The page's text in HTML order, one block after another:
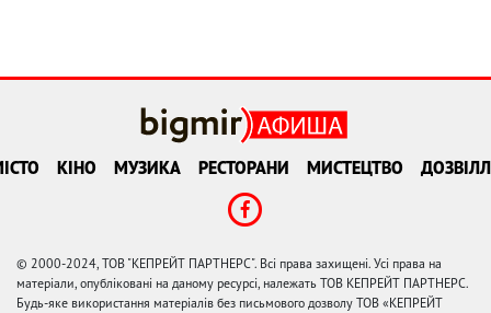
КІНО МУЗИКА РЕСТОРАНИ МИСТЕЦТВО
© 2000-2024, ТОВ "КЕПРЕЙТ ПАРТНЕРС". Всі права захищені. Усі права на
матеріали, опубліковані на даному ресурсі, належать ТОВ КЕПРЕЙТ ПАРТНЕРС.
Будь-яке використання матеріалів без письмового дозволу ТОВ «КЕПРЕЙТ